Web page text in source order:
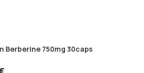
Berberine 750mg 30caps